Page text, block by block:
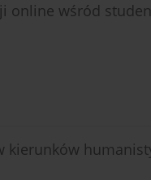
online wśród